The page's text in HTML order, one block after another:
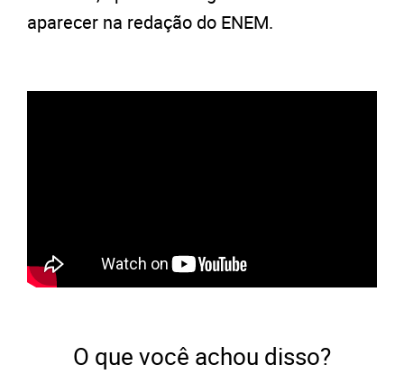
aparecer na redação do ENEM.
O que você achou disso?